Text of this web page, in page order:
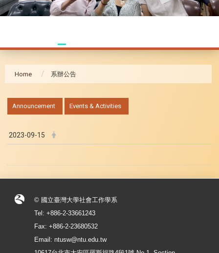
Home 系辦公告
Announcement Events & Activities
2023-09-15
© 國立臺灣大學社會工作學系
Tel: +886-2-33661243
Fax: +886-2-23680532
Email: ntusw@ntu.edu.tw